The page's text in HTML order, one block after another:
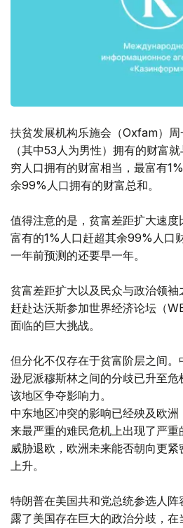
扶贫发展机构乐施会（Oxfam）
（其中53人为男性）拥有的财富
穷人口拥有的财富相当，最富有
余99%人口拥有的财富总和。
值得注意的是，贫富差距扩大速
富有的1%人口赶超其余99%人口
一年前预测的还要早一年。
贫富差距扩大以及民众与政治领
赶赴达沃斯参加世界经济论坛（
面临的巨大挑战。
但分化不仅存在于贫富阶层之间
逊尼派穆斯林之间的分歧已升至
该地区争夺影响力。
中东地区冲突的影响已经殃及欧
来最严重的难民危机上出现了严
威胁退欧，欧洲未来能否朝向更
上升。
特朗普在美国共和党总统参选人
露了美国存在巨大的政治分歧，